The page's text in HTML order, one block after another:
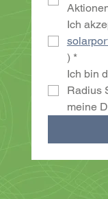
) *
Ich bin
Radius
meine